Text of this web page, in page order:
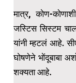
मात्र, कोण-
जस्टिस सिस्टम
यांनी म्हटलं आहे.
घोषणेने भोंदूबाबा
शक्यता आहे.